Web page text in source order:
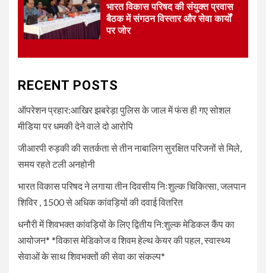
शिविर , 1500 से अधिक कांवड़ियों की
दवाई वितरित
UNCATEGORIZED
द्वितीय नि:शुल्क मेडिकल कैंप का
हेल्थ केयर की पहल, स्वास्थ्य सेवाओं
के साथ शिवभक्तों की सेवा का संकल्प*
5
बैठक में संगठन विस्तार और सेवा कार्यों
पर जोर
भारत विकास परिषद की संयुक्त प्रवास
बैठक में संगठन विस्तार और सेवा कार्यों
पर जोर
RECENT POSTS
ऑपरेशन प्रहार:आखिर झबरेड़ा पुलिस के जाल में फंस ही गए सोशल
मीडिया पर धमकी देने वाले दो आरोपि
जीआरपी रुड़की की सतर्कता से तीन नाबालिग सुरक्षित परिजनों से मिले,
समय रहते टली अनहोनी
भारत विकास परिषद ने लगाया तीन दिवसीय निःशुल्क चिकित्सा, जलपान
शिविर , 1500 से अधिक कांवड़ियों की दवाई वितरित
धनौरी में शिवभक्त कांवड़ियों के लिए द्वितीय नि:शुल्क मेडिकल कैंप का
आयोजन* *विकास मेडिकोज व शिवम हेल्थ केयर की पहल, स्वास्थ्य
सेवाओं के साथ शिवभक्तों की सेवा का संकल्प*